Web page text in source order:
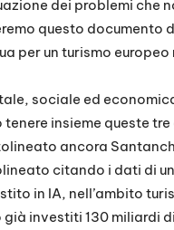
dei problemi che
questo documento
per un turismo
sociale ed
insieme queste
ancora
citando i dati di
in IA, nell’ambito
investiti 130 miliardi